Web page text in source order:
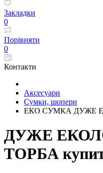
Закладки
0
Порівняти
0
Контакти
Аксесуари
Сумки, шопери
EКО СУМКА ДУЖЕ
ДУЖЕ
ТОРБА